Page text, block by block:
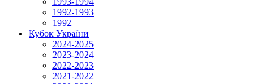
1992-1993
1992
Кубок України
2024-2025
2023-2024
2022-2023
2021-2022